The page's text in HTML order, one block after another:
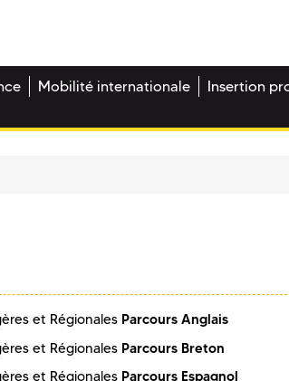
Mobilité internationale
Insertion
et Régionales Parcours Anglais
et Régionales Parcours Breton
et Régionales Parcours Espagnol